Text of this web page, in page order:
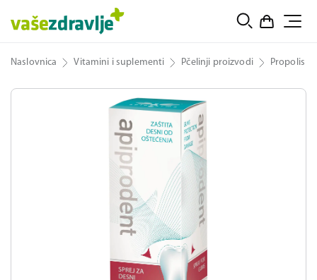
Naslovnica Vitamini i suplementi Pčelinji proizvodi Propolis